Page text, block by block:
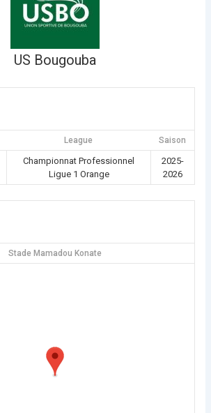
US Bougouba
League Saison
Championnat Professionnel
Ligue 1 Orange
2025-
2026
Stade Mamadou Konate